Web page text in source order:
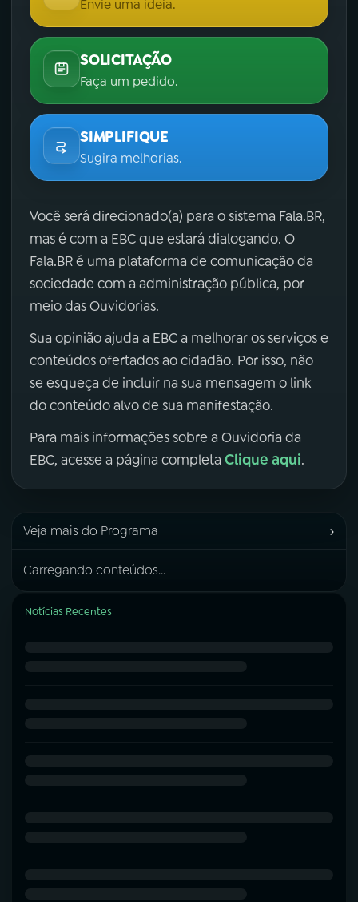
Envie uma ideia.
SOLICITAÇÃO
Faça um pedido.
SIMPLIFIQUE
Sugira melhorias.
Você será direcionado(a) para o sistema Fala.BR,
mas é com a EBC que estará dialogando. O
Fala.BR é uma plataforma de comunicação da
sociedade com a administração pública, por
meio das Ouvidorias.
Sua opinião ajuda a EBC a melhorar os serviços e
conteúdos ofertados ao cidadão. Por isso, não
se esqueça de incluir na sua mensagem o link
do conteúdo alvo de sua manifestação.
Para mais informações sobre a Ouvidoria da
EBC, acesse a página completa Clique aqui.
Veja mais do Programa ›
Carregando conteúdos...
Notícias Recentes